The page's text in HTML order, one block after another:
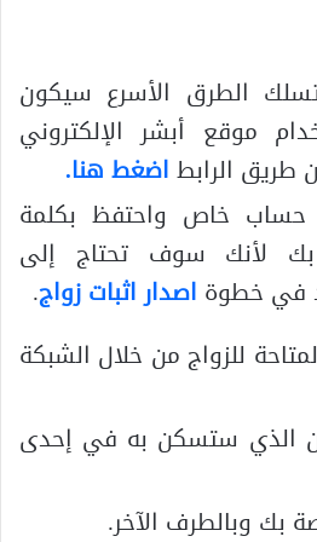
الطرق الأسرع سيكون
موقع أبشر الإلكتروني
طريق الرابطاضغط هنا.
حساب خاص واحتفظ بكلمة
بك لأنك سوف تحتاج إلى
في خطوة اصدار اثبات زواج.
للزواج من خلال الشبكة
الذي ستسكن به في إحدى
بك وبالطرف الآخر.